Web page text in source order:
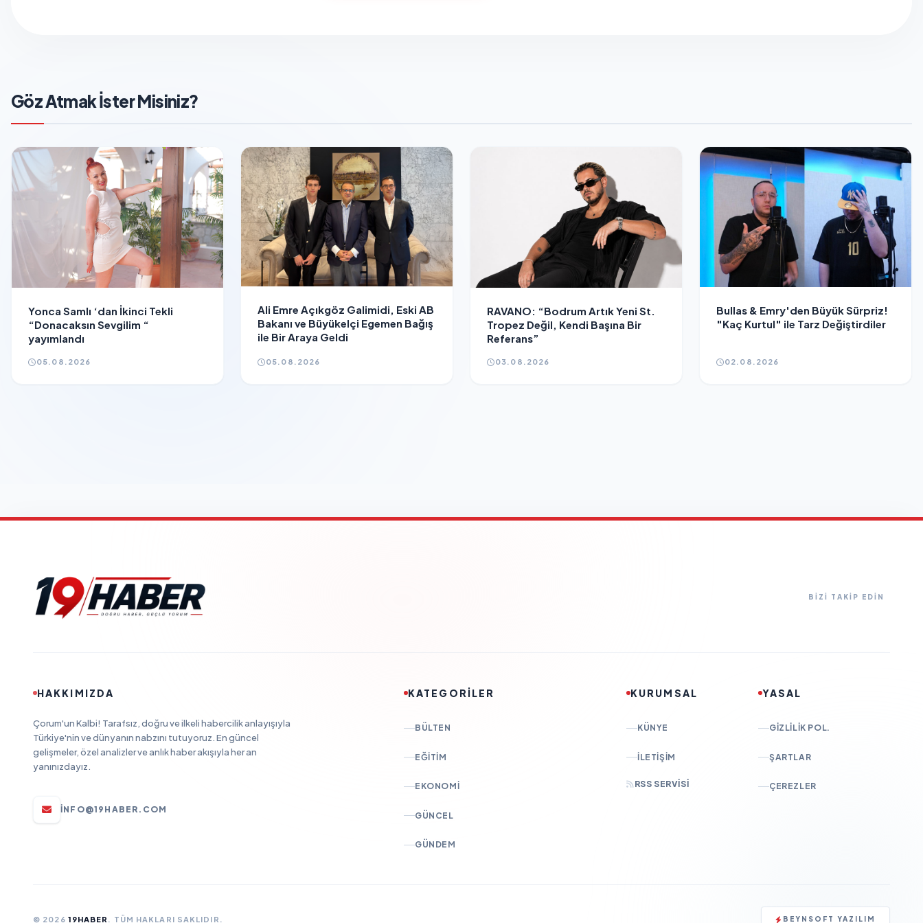
Göz Atmak İster Misiniz?
Yonca Samlı ‘dan İkinci Tekli
“Donacaksın Sevgilim “
yayımlandı
05.08.2026
Ali Emre Açıkgöz Galimidi, Eski AB
Bakanı ve Büyükelçi Egemen Bağış
ile Bir Araya Geldi
05.08.2026
RAVANO: “Bodrum Artık Yeni St.
Tropez Değil, Kendi Başına Bir
Referans”
03.08.2026
Bullas & Emry'den Büyük Sürpriz!
"Kaç Kurtul" ile Tarz Değiştirdiler
02.08.2026
BİZİ TAKİP EDİN
HAKKIMIZDA
Çorum'un Kalbi! Tarafsız, doğru ve ilkeli habercilik anlayışıyla
Türkiye'nin ve dünyanın nabzını tutuyoruz. En güncel
gelişmeler, özel analizler ve anlık haber akışıyla her an
yanınızdayız.
INFO@19HABER.COM
KATEGORİLER
BÜLTEN
EĞITIM
EKONOMI
GÜNCEL
GÜNDEM
KURUMSAL
KÜNYE
İLETIŞIM
RSS SERVISI
YASAL
GIZLILIK POL.
ŞARTLAR
ÇEREZLER
© 2026 19HABER . TÜM HAKLARI SAKLIDIR. BEYNSOFT YAZILIM